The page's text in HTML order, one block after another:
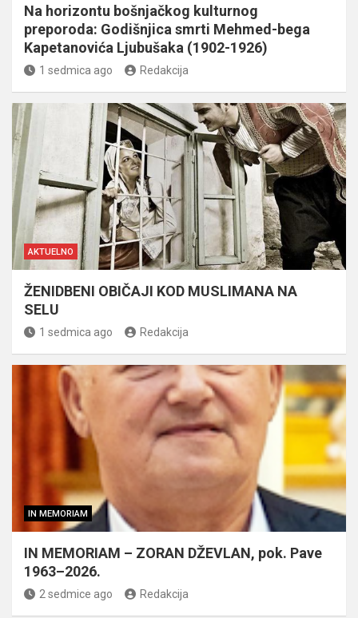
Na horizontu bošnjačkog kulturnog
preporoda: Godišnjica smrti Mehmed-bega
Kapetanovića Ljubušaka (1902-1926)
1 sedmica ago Redakcija
AKTUELNO
ŽENIDBENI OBIČAJI KOD MUSLIMANA NA
SELU
1 sedmica ago Redakcija
IN MEMORIAM
IN MEMORIAM – ZORAN DŽEVLAN, pok. Pave
1963–2026.
2 sedmice ago Redakcija